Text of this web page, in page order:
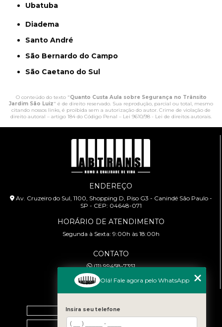
Ubatuba
Diadema
Santo André
São Bernardo do Campo
São Caetano do Sul
O conteúdo do texto "Quanto Custa Aula sobre Segurança no Trânsito
Jardim São Luiz" é de direito reservado. Sua reprodução, parcial ou total, mesmo
citando nossos links, é proibida sem a autorização do autor. Crime de violação de
direito autoral – artigo 184 do Código Penal – Lei 9610/98 - Lei de direitos autorais.
ENDEREÇO
Av. Cruzeiro do Sul, 1100, Shopping D, Piso G3 - Canindé São Paulo -
SP - CEP: 04648-071
HORÁRIO DE ATENDIMENTO
Segunda à Sexta: 9:00h às 18:00h
CONTATO
(11) 99458-7351
cursoabtrans@gmail.com
Home
Empresa
Olá! Fale agora pelo WhatsApp
Insira seu telefone